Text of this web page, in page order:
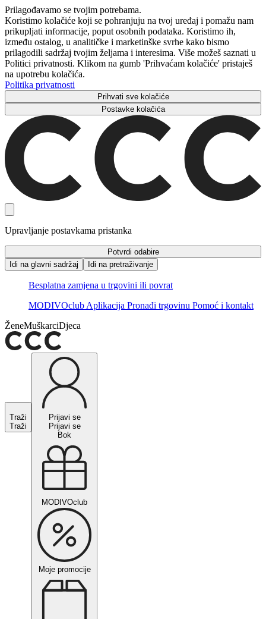
Prilagođavamo se tvojim potrebama.
Koristimo kolačiće koji se pohranjuju na tvoj uređaj i pomažu nam
prikupljati informacije, poput osobnih podataka. Koristimo ih,
između ostalog, u analitičke i marketinške svrhe kako bismo
prilagodili sadržaj tvojim željama i interesima. Više možeš saznati u
Politici privatnosti. Klikom na gumb 'Prihvaćam kolačiće' pristaješ
na upotrebu kolačića.
Politika privatnosti
Prihvati sve kolačiće
Postavke kolačića
Upravljanje postavkama pristanka
Potvrdi odabire
Idi na glavni sadržaj
Idi na pretraživanje
Besplatna zamjena u trgovini ili povrat
MODIVOclub Aplikacija Pronađi trgovinu Pomoć i kontakt
ŽeneMuškarciDjeca
Traži
Traži
Prijavi se
Prijavi se
Bok
MODIVOclub
Moje promocije